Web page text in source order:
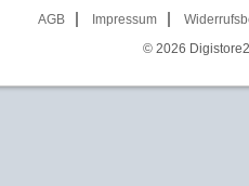
AGB Impressum
© 2026